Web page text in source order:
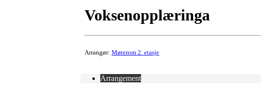
Voksenopplæringa
Arrangør: Møterom 2. etasje
Arrangement